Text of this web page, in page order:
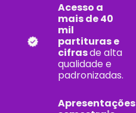
Acesso a
mais de 40
mil
partituras e
cifrasde alta
qualidade e
padronizadas.
Apresentações